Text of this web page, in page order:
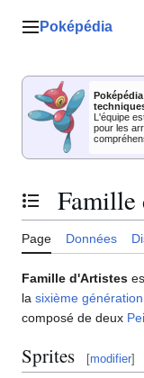
Menu principal
Poképédia
L'équipe
pour les
Basculer la table
Famille
Page Données
Famille d'Artistes
la sixième génération
composé de deux
Sprites [modifier]